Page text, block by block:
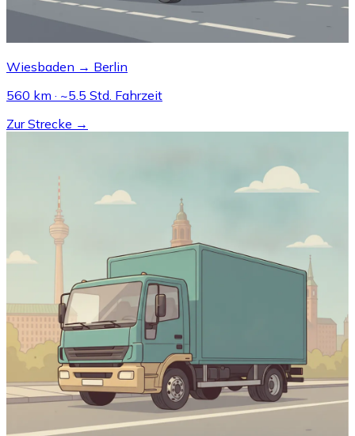
Wiesbaden → Berlin
560 km · ~5.5 Std. Fahrzeit
Zur Strecke →